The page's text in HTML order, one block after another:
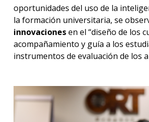
oportunidades del uso de la
la formación universitaria, se
innovacionesen el “diseño de los
acompañamiento y guía a los
instrumentos de evaluación de los